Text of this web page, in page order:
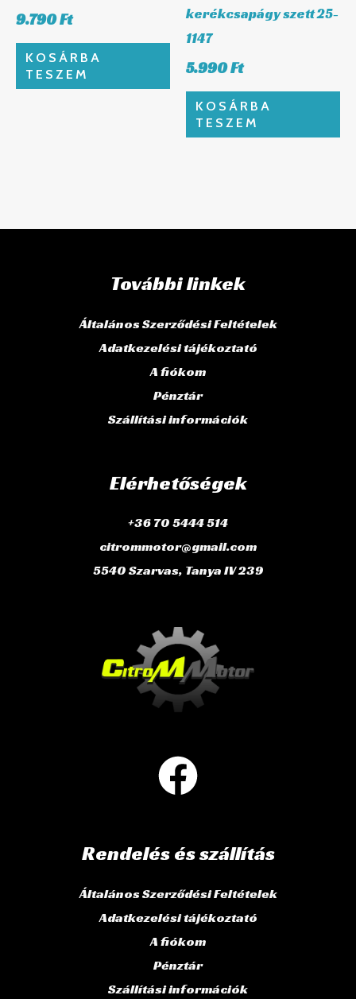
9.790Ft
KOSÁRBA
TESZEM
kerékcsapágy szett 25-
1147
5.990Ft
KOSÁRBA
TESZEM
További linkek
Általános Szerződési Feltételek
Adatkezelési tájékoztató
A fiókom
Pénztár
Szállítási információk
Elérhetőségek
+36 70 5444 514
citrommotor@gmail.com
5540 Szarvas, Tanya IV 239
Rendelés és szállítás
Általános Szerződési Feltételek
Adatkezelési tájékoztató
A fiókom
Pénztár
Szállítási információk